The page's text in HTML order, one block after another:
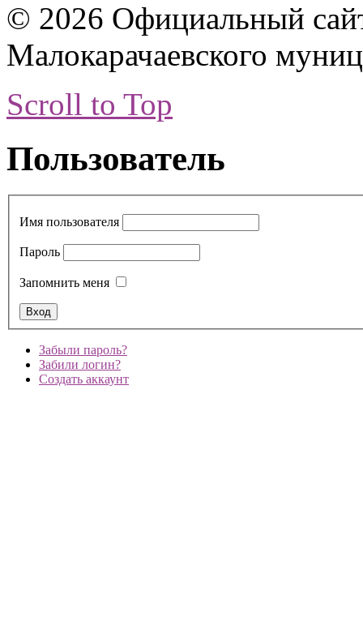
© 2026 Официальный
Малокарачаевского
Scroll to Top
Пользователь
Имя пользователя
Пароль
Запомнить меня
Забыли пароль?
Забили логин?
Создать аккаунт